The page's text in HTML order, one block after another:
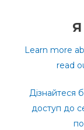
Learn more
read
Дізнайтеся
доступ до